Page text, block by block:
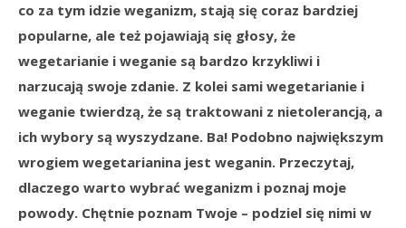
co za tym idzie weganizm, stają się coraz bardziej
popularne, ale też pojawiają się głosy, że
wegetarianie i weganie są bardzo krzykliwi i
narzucają swoje zdanie. Z kolei sami wegetarianie i
weganie twierdzą, że są traktowani z nietolerancją, a
ich wybory są wyszydzane. Ba! Podobno największym
wrogiem wegetarianina jest weganin. Przeczytaj,
dlaczego warto wybrać weganizm i poznaj moje
powody. Chętnie poznam Twoje – podziel się nimi w